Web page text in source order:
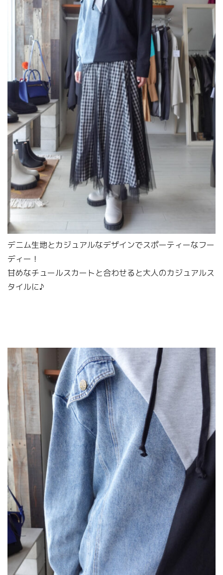
デニム生地とカジュアルなデザインでスポーティーなフー
ディー！
甘めなチュールスカートと合わせると大人のカジュアルス
タイルに♪